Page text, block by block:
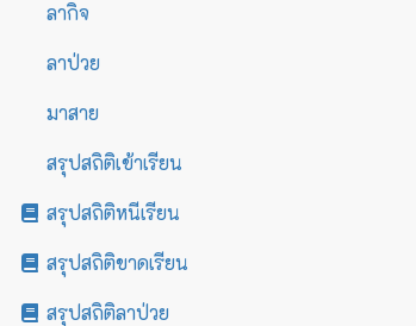
ลากิจ
ลาป่วย
มาสาย
สรุปสถิติเข้าเรียน
สรุปสถิติหนีเรียน
สรุปสถิติขาดเรียน
สรุปสถิติลาป่วย